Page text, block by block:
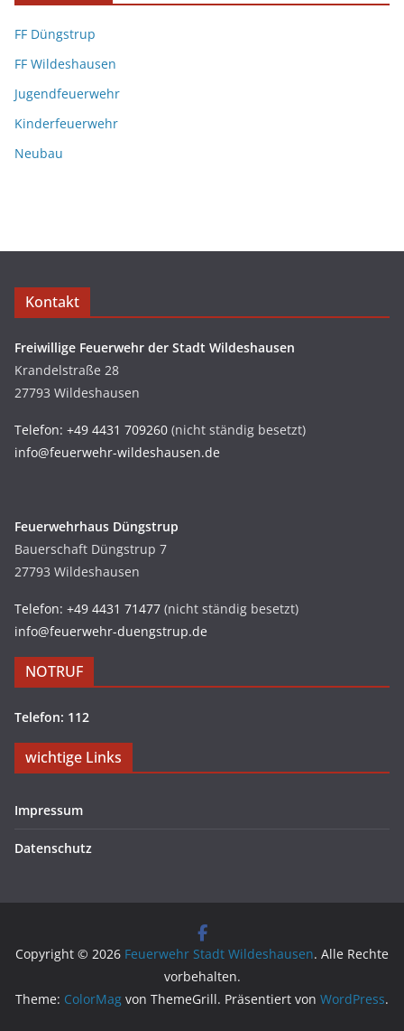
FF Düngstrup
FF Wildeshausen
Jugendfeuerwehr
Kinderfeuerwehr
Neubau
Kontakt
Freiwillige Feuerwehr der Stadt Wildeshausen
Krandelstraße 28
27793 Wildeshausen
Telefon: +49 4431 709260 (nicht ständig besetzt)
info@feuerwehr-wildeshausen.de
Feuerwehrhaus Düngstrup
Bauerschaft Düngstrup 7
27793 Wildeshausen
Telefon: +49 4431 71477 (nicht ständig besetzt)
info@feuerwehr-duengstrup.de
NOTRUF
Telefon: 112
wichtige Links
Impressum
Datenschutz
Copyright © 2026 Feuerwehr Stadt Wildeshausen. Alle Rechte
vorbehalten.
Theme: ColorMag von ThemeGrill. Präsentiert von WordPress.